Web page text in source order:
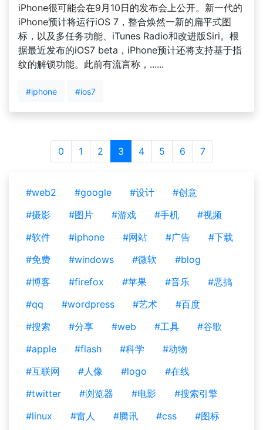
iPhone很可能会在9月10日的发布会上公开。新一代的
iPhone预计将运行iOS 7，整合焕然一新的扁平式图
标，以及多任务功能、iTunes Radio和改进版Siri。根
据最近发布的iOS7 beta，iPhone预计还将支持基于指
纹的解锁功能。此前有流言称，......
#iphone #ios7
0 1 2 3 4 5 6 7
#web2 #google #设计
#创意
#摄影
#图片 #游戏 #手机
#视频
#软件
#iphone #网站 #广告
#下载
#免费
#windows #微软
#blog
#博客
#firefox #苹果 #音乐
#恶搞
#qq
#wordpress #艺术
#百度
#搜索
#分享 #web #工具
#谷歌
#apple
#flash #科学
#动物
#互联网
#人像 #logo
#在线
#twitter
#浏览器 #电影
#搜索引擎
#linux
#雷人 #腾讯 #css
#图标